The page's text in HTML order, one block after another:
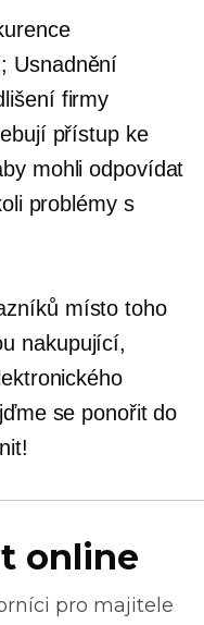
Usnadnění
firmy
přístup ke
mohli odpovídat
problémy s
místo toho
nakupující,
se ponořit do
online
pro majitele